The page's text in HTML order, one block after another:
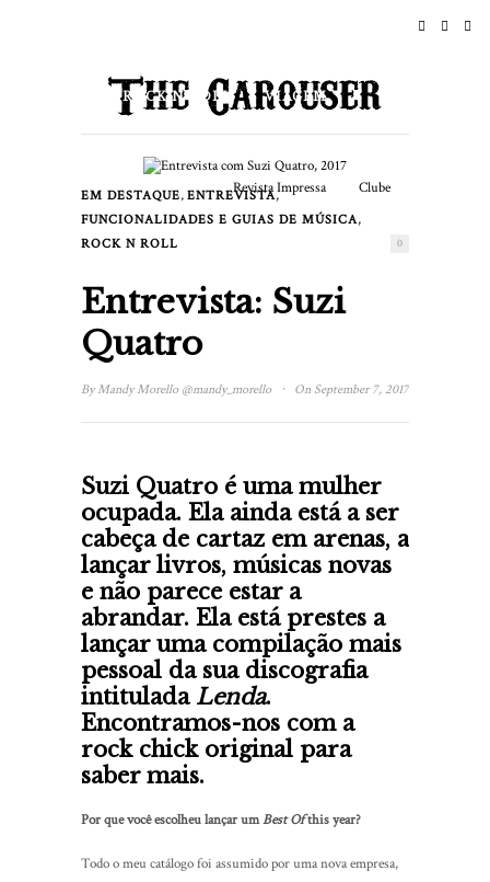
ROCK N ROLL VIAGEM
EVENTOS
Revista Impressa Clube
EM DESTAQUE, ENTREVISTA,
FUNCIONALIDADES E GUIAS DE MÚSICA,
ROCK N ROLL 0
Entrevista: Suzi
Quatro
ByMandy Morello @mandy_morello · On September 7, 2017
Suzi Quatro é uma mulher
ocupada. Ela ainda está a ser
cabeça de cartaz em arenas, a
lançar livros, músicas novas
e não parece estar a
abrandar. Ela está prestes a
lançar uma compilação mais
pessoal da sua discografia
intitulada Lenda.
Encontramos-nos com a
rock chick original para
saber mais.
Por que você escolheu lançar umBest Ofthis year?
Todo o meu catálogo foi assumido por uma nova empresa,